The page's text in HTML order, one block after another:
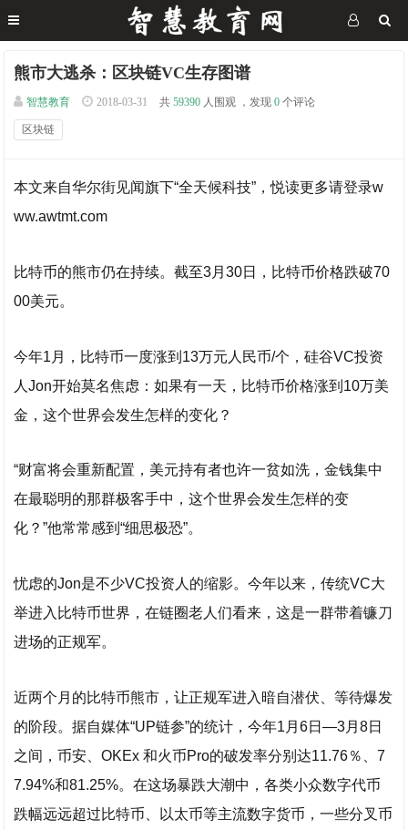
熊市大逃杀：区块链VC生存图谱
智慧教育 2018-03-31 共 59390 人围观 ，发现 0 个评论
区块链
本文来自华尔街见闻旗下“全天候科技”，悦读更多请登录w
ww.awtmt.com
比特币的熊市仍在持续。截至3月30日，比特币价格跌破70
00美元。
今年1月，比特币一度涨到13万元人民币/个，硅谷VC投资
人Jon开始莫名焦虑：如果有一天，比特币价格涨到10万美
金，这个世界会发生怎样的变化？
“财富将会重新配置，美元持有者也许一贫如洗，金钱集中
在最聪明的那群极客手中，这个世界会发生怎样的变
化？”他常常感到“细思极恐”。
忧虑的Jon是不少VC投资人的缩影。今年以来，传统VC大
举进入比特币世界，在链圈老人们看来，这是一群带着镰刀
进场的正规军。
近两个月的比特币熊市，让正规军进入暗自潜伏、等待爆发
的阶段。据自媒体“UP链参”的统计，今年1月6日—3月8日
之间，币安、OKEx 和火币Pro的破发率分别达11.76％、7
7.94%和81.25%。在这场暴跌大潮中，各类小众数字代币
跌幅远远超过比特币、以太币等主流数字货币，一些分叉币